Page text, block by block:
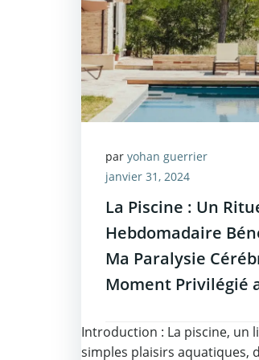
par yohan guerrier
janvier 31, 2024
La Piscine : Un
Hebdomadaire
Ma Paralysie
Moment Privilégié
Introduction : La piscine, un
simples plaisirs aquatiques,